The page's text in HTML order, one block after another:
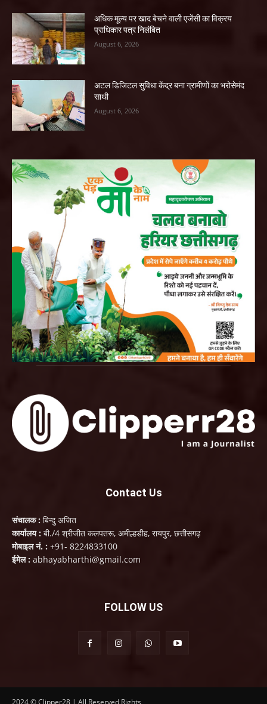
अधिक मूल्य पर खाद बेचने वाली एजेंसी का विक्रय
प्राधिकार पत्र निलंबित
August 6, 2026
अटल डिजिटल सुविधा केंद्र बना ग्रामीणों का भरोसेमंद
साथी
August 6, 2026
Contact Us
संचालक : बिन्दु अजित
कार्यालय : बी./4 श्रीजीत कलपतरू, अमील्हडीह, रायपुर, छत्तीसगढ़
मोबाइल नं. : +91- 8224833100
ईमेल : abhayabharthi@gmail.com
FOLLOW US
2024 © Clipper28 | All Reserved Rights